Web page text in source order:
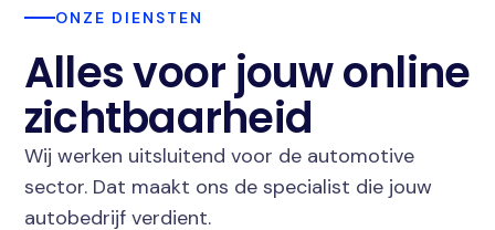
ONZE DIENSTEN
Alles voor jouw online
zichtbaarheid
Wij werken uitsluitend voor de automotive
sector. Dat maakt ons de specialist die jouw
autobedrijf verdient.